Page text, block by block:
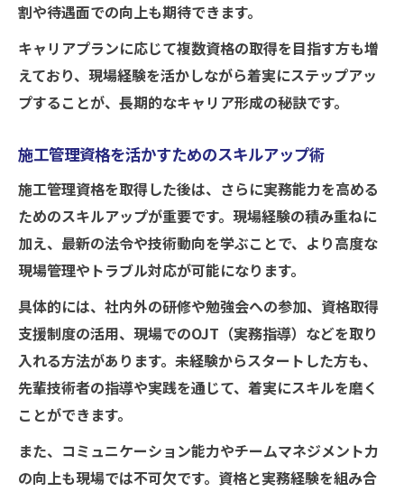
割や待遇面での向上も期待できます。
キャリアプランに応じて複数資格の取得を目指す方も増
えており、現場経験を活かしながら着実にステップアッ
プすることが、長期的なキャリア形成の秘訣です。
施工管理資格を活かすためのスキルアップ術
施工管理資格を取得した後は、さらに実務能力を高める
ためのスキルアップが重要です。現場経験の積み重ねに
加え、最新の法令や技術動向を学ぶことで、より高度な
現場管理やトラブル対応が可能になります。
具体的には、社内外の研修や勉強会への参加、資格取得
支援制度の活用、現場でのOJT（実務指導）などを取り
入れる方法があります。未経験からスタートした方も、
先輩技術者の指導や実践を通じて、着実にスキルを磨く
ことができます。
また、コミュニケーション能力やチームマネジメント力
の向上も現場では不可欠です。資格と実務経験を組み合